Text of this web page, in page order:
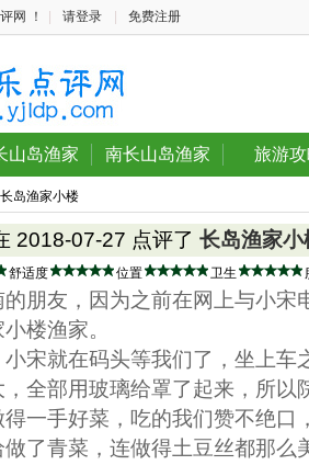
网 ！ 请登录 免费注册
山岛渔家 南长山岛渔家 旅游
岛渔家小楼
2018-07-27 点评了 长岛渔家小
舒适度 位置 卫生
朋友，因为之前在网上与小宋
楼渔家。
小宋就在码头等我们了，坐上车
，全部用玻璃给罩了起来，所以
一手好菜，吃的我们赞不绝口
了青菜，连做得土豆丝都那么